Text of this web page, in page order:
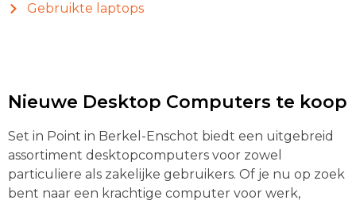
Gebruikte laptops
Nieuwe Desktop Computers te koop
Set in Point in Berkel-Enschot biedt een uitgebreid
assortiment desktopcomputers voor zowel
particuliere als zakelijke gebruikers. Of je nu op zoek
bent naar een krachtige computer voor werk,